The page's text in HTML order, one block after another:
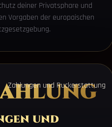
deiner Privatsphare und
Vorgaben der europaischen
Zahlungen und Ruckerstattung
und